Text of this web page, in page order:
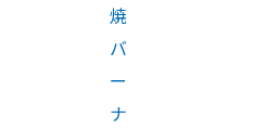
焼
バ
ー
ナ